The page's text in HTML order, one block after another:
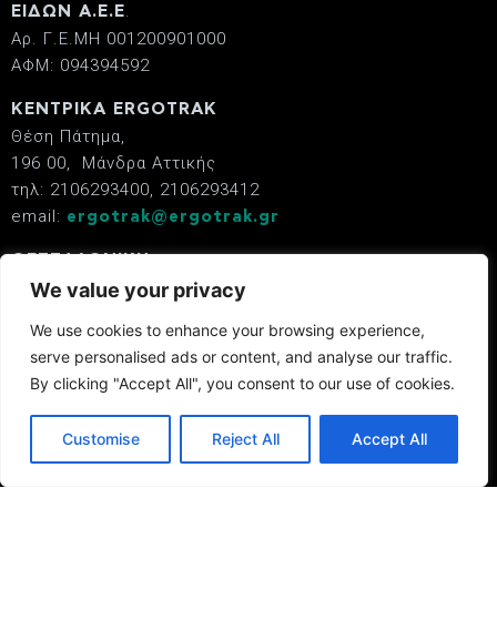
We value your privacy
We use cookies to enhance your browsing experience,
serve personalised ads or content, and analyse our traffic.
By clicking "Accept All", you consent to our use of cookies.
Customise Reject All Accept All
ΕΙΔΩΝ Α.Ε.Ε.
Αρ. Γ.Ε.ΜΗ 001200901000
ΑΦΜ: 094394592
ΚΕΝΤΡΙΚΑ ERGOTRAK
Θέση Πάτημα,
196 00, Μάνδρα Αττικής
τηλ: 2106293400, 2106293412
email: ergotrak@ergotrak.gr
ΒΙΠΕ Σίνδου, Γ΄ Φάση, Ο.Τ.32, Οδός ΝΒ1Α, 570 22
τηλ: 2310570070
email:ergotrak@ergotrak.gr
Κατάστημα ERGOTRAK
Λ. Αθηνών 173,
12245, Αιγάλεω